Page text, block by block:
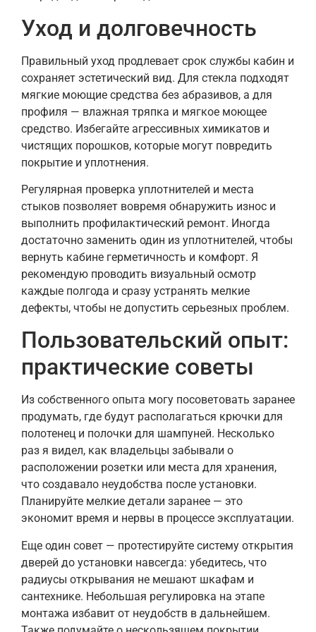
Уход и долговечность
Правильный уход продлевает срок службы кабин и
сохраняет эстетический вид. Для стекла подходят
мягкие моющие средства без абразивов, а для
профиля — влажная тряпка и мягкое моющее
средство. Избегайте агрессивных химикатов и
чистящих порошков, которые могут повредить
покрытие и уплотнения.
Регулярная проверка уплотнителей и места
стыков позволяет вовремя обнаружить износ и
выполнить профилактический ремонт. Иногда
достаточно заменить один из уплотнителей, чтобы
вернуть кабине герметичность и комфорт. Я
рекомендую проводить визуальный осмотр
каждые полгода и сразу устранять мелкие
дефекты, чтобы не допустить серьезных проблем.
Пользовательский опыт:
практические советы
Из собственного опыта могу посоветовать заранее
продумать, где будут располагаться крючки для
полотенец и полочки для шампуней. Несколько
раз я видел, как владельцы забывали о
расположении розетки или места для хранения,
что создавало неудобства после установки.
Планируйте мелкие детали заранее — это
экономит время и нервы в процессе эксплуатации.
Еще один совет — протестируйте систему открытия
дверей до установки навсегда: убедитесь, что
радиусы открывания не мешают шкафам и
сантехнике. Небольшая регулировка на этапе
монтажа избавит от неудобств в дальнейшем.